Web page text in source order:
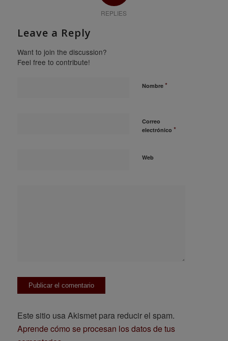
REPLIES
Leave a Reply
Want to join the discussion?
Feel free to contribute!
Nombre *
Correo
electrónico *
Web
Este sitio usa Akismet para reducir el spam.
Aprende cómo se procesan los datos de tus